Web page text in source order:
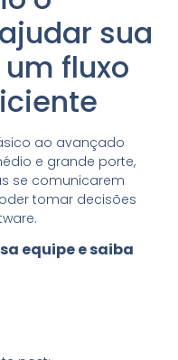
sua
fluxo
ao avançado
e grande porte,
se comunicarem
tomar decisões
equipe e saiba